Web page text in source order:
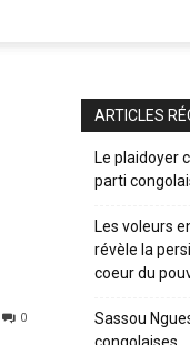
0
ARTICLES
Le plaidoyer
parti
Les voleurs
révèle la
coeur du
Sassou